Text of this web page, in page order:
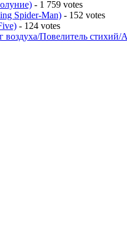
- 1 759 votes
Spider-Man) - 152 votes
- 124 votes
Повелитель стихий/